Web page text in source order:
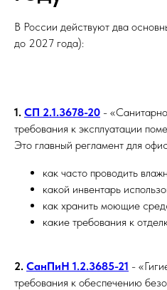
В России действуют два
до 2027 года):
1. СП 2.1.3678-20 -
требования к эксплуатации
Это главный регламент для
как часто проводить
какой инвентарь
как хранить моющие
какие требования к
2. СанПиН 1.2.3685-21 -
требования к обеспечению